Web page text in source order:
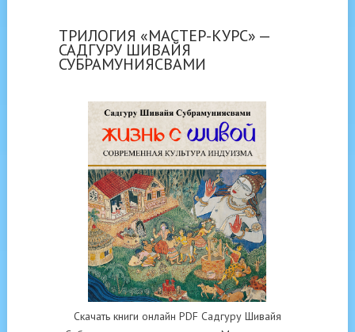
ТРИЛОГИЯ «МАСТЕР-КУРС» —
САДГУРУ ШИВАЙЯ
СУБРАМУНИЯСВАМИ
Скачать книги онлайн PDF Садгуру Шивайя